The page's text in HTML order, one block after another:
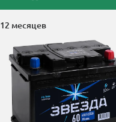
12 месяцев